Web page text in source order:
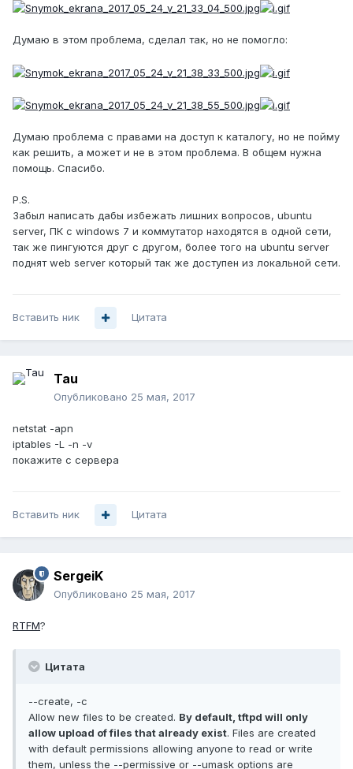
Думаю в этом проблема, сделал так, но не помогло:
Думаю проблема с правами на доступ к каталогу, но не пойму
как решить, а может и не в этом проблема. В общем нужна
помощь. Спасибо.
P.S.
Забыл написать дабы избежать лишних вопросов, ubuntu
server, ПК с windows 7 и коммутатор находятся в одной сети,
так же пингуются друг с другом, более того на ubuntu server
поднят web server который так же доступен из локальной сети.
Вставить ник Цитата
Tau
Опубликовано 25 мая, 2017
netstat -apn
iptables -L -n -v
покажите с сервера
Вставить ник Цитата
SergeiK
Опубликовано 25 мая, 2017
RTFM?
Цитата
--create, -c
Allow new files to be created. By default, tftpd will only
allow upload of files that already exist. Files are created
with default permissions allowing anyone to read or write
them, unless the --permissive or --umask options are